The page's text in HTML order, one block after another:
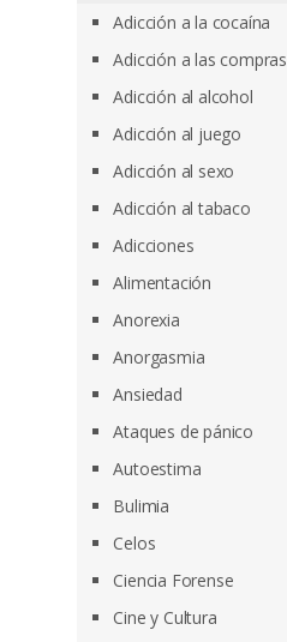
Adicción a la cocaína
Adicción a las compras
Adicción al alcohol
Adicción al juego
Adicción al sexo
Adicción al tabaco
Adicciones
Alimentación
Anorexia
Anorgasmia
Ansiedad
Ataques de pánico
Autoestima
Bulimia
Celos
Ciencia Forense
Cine y Cultura